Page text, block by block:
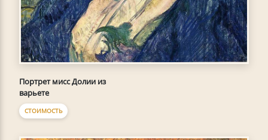
Портрет мисс Долии из
варьете
СТОИМОСТЬ